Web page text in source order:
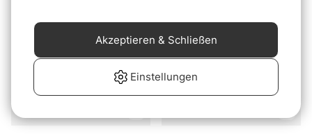
Einstellungen
Akzeptieren & Schließen